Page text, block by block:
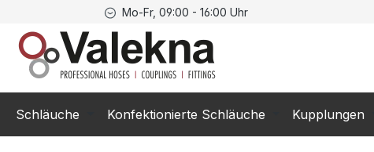
Zur Hauptnavigation springen
Mo-Fr, 09:00 - 16:00 Uhr
Schläuche Konfektionierte Schläuche Kupplungen